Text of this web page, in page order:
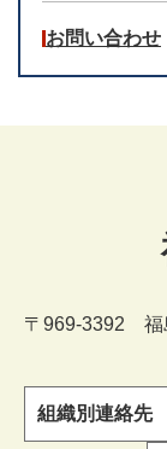
お問い合わせ
〒969-3392 福
組織別連絡先